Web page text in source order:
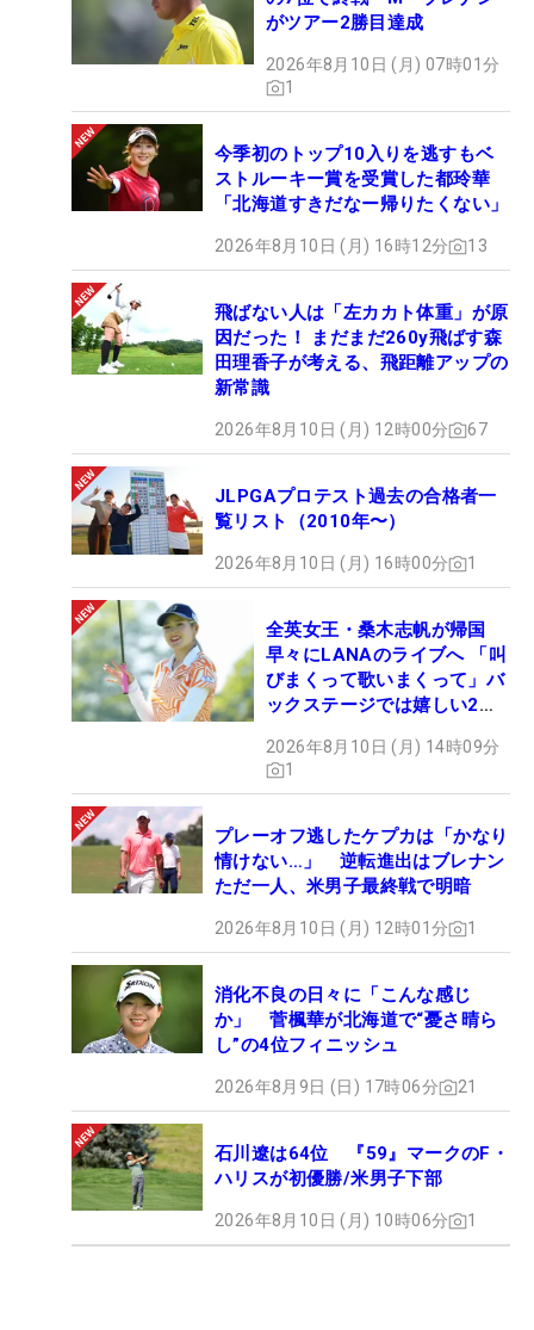
がツアー2勝目達成
2026年8月10日 (月) 07時01分
1
今季初のトップ10入りを逃すもベ
ストルーキー賞を受賞した都玲華
「北海道すきだなー帰りたくない」
2026年8月10日 (月) 16時12分 13
飛ばない人は「左カカト体重」が原
因だった！ まだまだ260y飛ばす森
田理香子が考える、飛距離アップの
新常識
2026年8月10日 (月) 12時00分 67
JLPGAプロテスト過去の合格者一
覧リスト（2010年〜）
2026年8月10日 (月) 16時00分 1
全英女王・桑木志帆が帰国
早々にLANAのライブへ 「叫
びまくって歌いまくって」バ
ックステージでは嬉しい2シ
2026年8月10日 (月) 14時09分
1
プレーオフ逃したケプカは「かなり
情けない…」 逆転進出はブレナン
ただ一人、米男子最終戦で明暗
2026年8月10日 (月) 12時01分 1
消化不良の日々に「こんな感じ
か」 菅楓華が北海道で“憂さ晴ら
し”の4位フィニッシュ
2026年8月9日 (日) 17時06分 21
石川遼は64位 『59』マークのF・
ハリスが初優勝/米男子下部
2026年8月10日 (月) 10時06分 1